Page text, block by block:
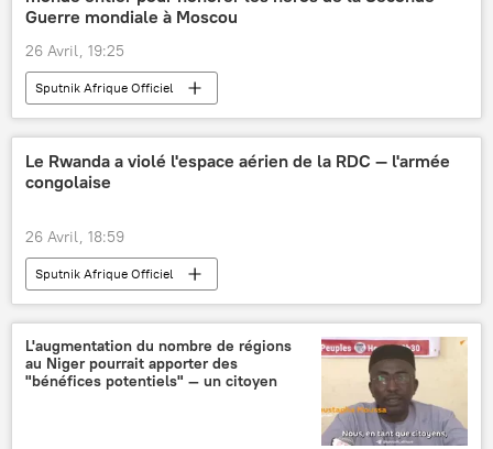
Guerre mondiale à Moscou
26 Avril, 19:25
Sputnik Afrique Officiel
Le Rwanda a violé l'espace aérien de la RDC — l'armée
congolaise
26 Avril, 18:59
Sputnik Afrique Officiel
L'augmentation du nombre de régions
au Niger pourrait apporter des
"bénéfices potentiels" — un citoyen